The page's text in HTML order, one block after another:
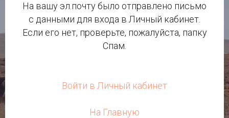
На вашу эл.почту было отправлено письмо
с данными для входа в Личный кабинет.
Если его нет, проверьте, пожалуйста, папку
Спам.
Войти в Личный кабинет
На Главную